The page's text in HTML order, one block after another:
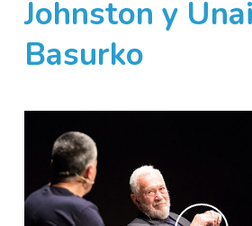
Johnston y Unai
Basurko
Play Video
Play Video